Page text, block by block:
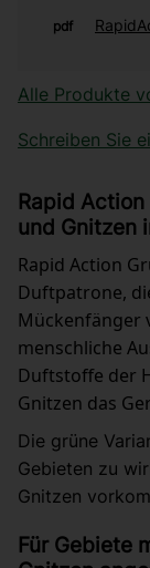
pdf
Alle Produkte
Schreiben Sie
Rapid
und Gnitzen
Rapid Action
Duftpatrone,
Mückenfänger
menschliche
Duftstoffe der
Gnitzen das
Die grüne
Gebieten zu
Gnitzen
Für Gebiete